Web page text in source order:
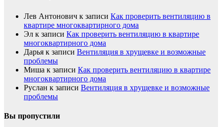
Лев Антонович к записи Как проверить вентиляцию в
квартире многоквартирного дома
Эл к записи Как проверить вентиляцию в квартире
многоквартирного дома
Дарья к записи Вентиляция в хрущевке и возможные
проблемы
Миша к записи Как проверить вентиляцию в квартире
многоквартирного дома
Руслан к записи Вентиляция в хрущевке и возможные
проблемы
Вы пропустили